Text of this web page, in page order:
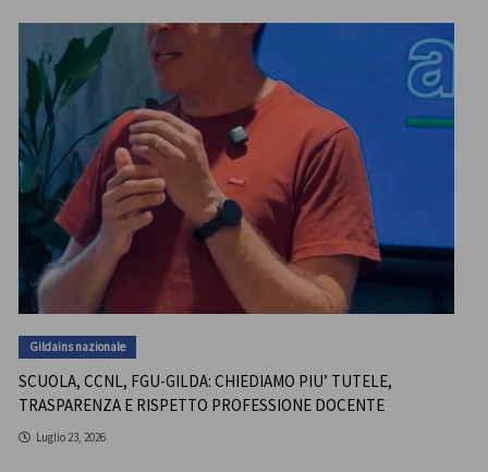
Gildains nazionale
SCUOLA, CCNL, FGU-GILDA: CHIEDIAMO PIU’ TUTELE,
TRASPARENZA E RISPETTO PROFESSIONE DOCENTE
Luglio 23, 2026